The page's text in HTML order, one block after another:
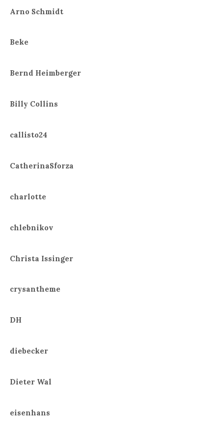
Arno Schmidt
Beke
Bernd Heimberger
Billy Collins
callisto24
CatherinaSforza
charlotte
chlebnikov
Christa Issinger
crysantheme
DH
diebecker
Dieter Wal
eisenhans